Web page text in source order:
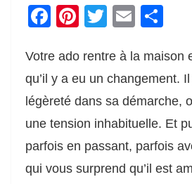
F
c
e
b
o
o
k
Pi
er
e
st
T
itt
er
E
ai
l
ta
g
er
Votre ado rentre à la maison
qu’il y a eu un changement.
légèreté dans sa démarche,
une tension inhabituelle. Et
parfois en passant, parfois
qui vous surprend qu’il est